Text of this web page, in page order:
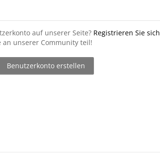
auf unserer Seite? Registrieren Sie sich
an unserer Community teil!
Benutzerkonto erstellen